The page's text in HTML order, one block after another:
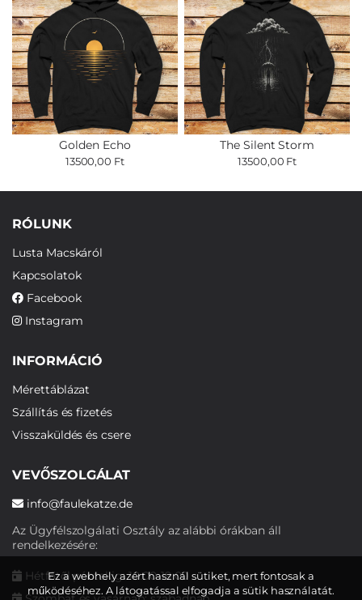
Golden Echo
13500,00 Ft
The Silent Storm
13500,00 Ft
RÓLUNK
Lusta Macskáról
Kapcsolatok
Facebook
Instagram
INFORMÁCIÓ
Mérettáblázat
Szállítás és fizetés
Visszaküldés és csere
VEVŐSZOLGÁLAT
info@faulekatze.de
Az Ügyfélszolgálati Osztály az alábbi órákban áll
rendelkezésére:
Hétfőtől péntekig: 10:00-19:00
Ez a webhely azért használ sütiket, mert fontosak a
működéséhez. A látogatással elfogadja a sütik használatát.